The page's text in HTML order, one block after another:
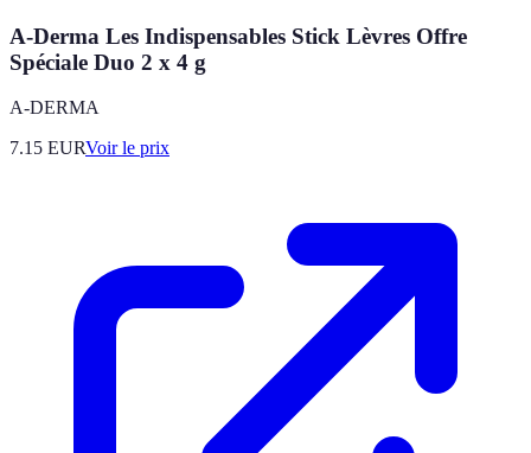
A-Derma Les Indispensables Stick Lèvres Offre
Spéciale Duo 2 x 4 g
A-DERMA
7.15 EURVoir le prix